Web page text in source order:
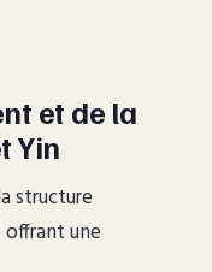
et de la
Yin
structure
une